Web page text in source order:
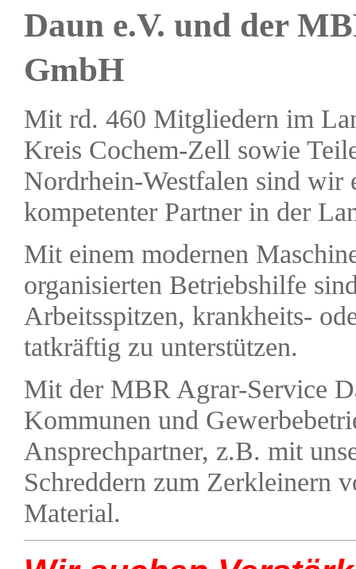
Daun e.V. und der
GmbH
Mit rd. 460 Mitgliedern im
Kreis Cochem-Zell sowie
Nordrhein-Westfalen sind wir
kompetenter Partner in der
Mit einem modernen
organisierten Betriebshilfe
Arbeitsspitzen, krankheits-
tatkräftig zu unterstützen.
Mit der MBR Agrar-Service
Kommunen und
Ansprechpartner, z.B. mit
Schreddern zum Zerkleinern
Material.